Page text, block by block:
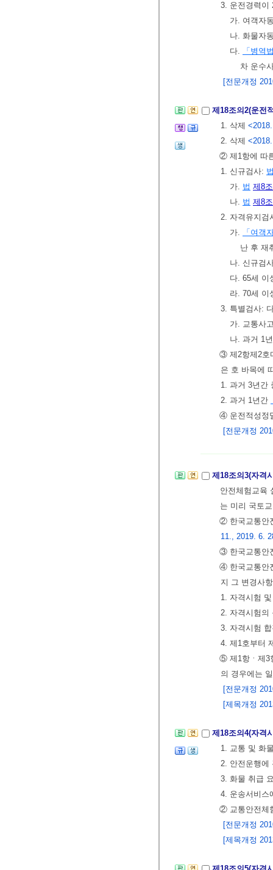
3. 운전경력이
가. 여객자
나. 화물자
다.
「병역
차 운수
[전문개정
제18조의2(운전
1. 삭제
2. 삭제
② 제1항에 따
1. 신규검사:
가. 법 제8조
나. 법 제8조
2. 자격유지검
가.
「여객
난 후 재
나. 신규검
다. 65세 이
라. 70세 이
3. 특별검사:
가. 교통사
나. 과거 1
③ 제2항제2호
은 호 바목에
1. 과거 3년간
2. 과거 1년간
④ 운전적성정
[전문개정
제18조의3(자격
안전체험교육
는 미리 국토
② 한국교통안
11., 2019. 6.
③ 한국교통안
④ 한국교통안
지 그 변경사
1. 자격시험
2. 자격시험의
3. 자격시험
4. 제1호부터
⑤ 제1항ㆍ제3
의 경우에는
[전문개정
[제목개정
제18조의4(자격
1. 교통 및 화
2. 안전운행에
3. 화물 취급
4. 운송서비스
② 교통안전체
[전문개정
[제목개정